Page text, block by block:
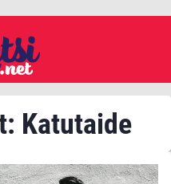
Katutaide